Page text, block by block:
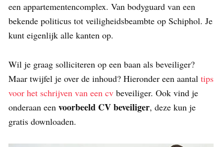
een appartementencomplex. Van bodyguard van een
bekende politicus tot veiligheidsbeambte op Schiphol. Je
kunt eigenlijk alle kanten op.
Wil je graag solliciteren op een baan als beveiliger?
Maar twijfel je over de inhoud? Hieronder een aantal tips
voor het schrijven van een cv beveiliger. Ook vind je
onderaan een voorbeeld CV beveiliger, deze kun je
gratis downloaden.